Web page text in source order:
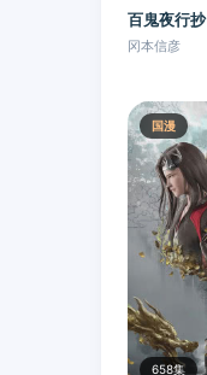
百鬼夜行抄
冈本信彦
国漫
658集